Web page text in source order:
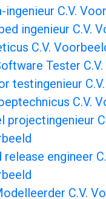
ingenieur C.V.
ingenieur C.V.
C.V.
Tester
testingenieur
C.V.
projectingenieur
release engineer
C.V.